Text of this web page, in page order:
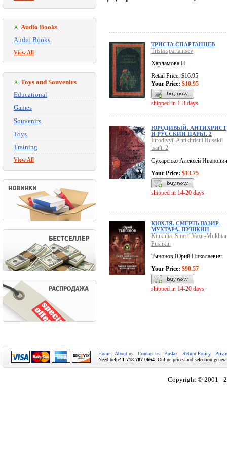
Audio Books
Audio Books
View All
Toys and Souvenirs
Educational
Games
Souvenirs
Toys
Training
View All
ТРИСТА СПАРТАНЦЕВ
Trista spartantsev
Харламова Н.
Retail Price: $16.95
Your Price: $10.95
shipped in 1-3 days
ЮРОДИВЫЙ. АНТИХРИСТ
И РУССКИЙ ЦАРЬТ. 2
Iurodivyi. Antikhrist i Russkii
tsar't. 2
Сухаренко Алексей Иванович
Your Price: $13.75
shipped in 14-20 days
КЮХЛЯ. СМЕРТЬ ВАЗИР-
МУХТАРА. ПУШКИН
Kiukhlia. Smert' Vazir-
Pushkin
Тынянов Юрий Николаевич
Your Price: $90.57
shipped in 14-20 days
Home About us Contact us Basket Return Policy
Need help? 1-718-787-0664 . Online prices and selection
Copyright © 2001 -